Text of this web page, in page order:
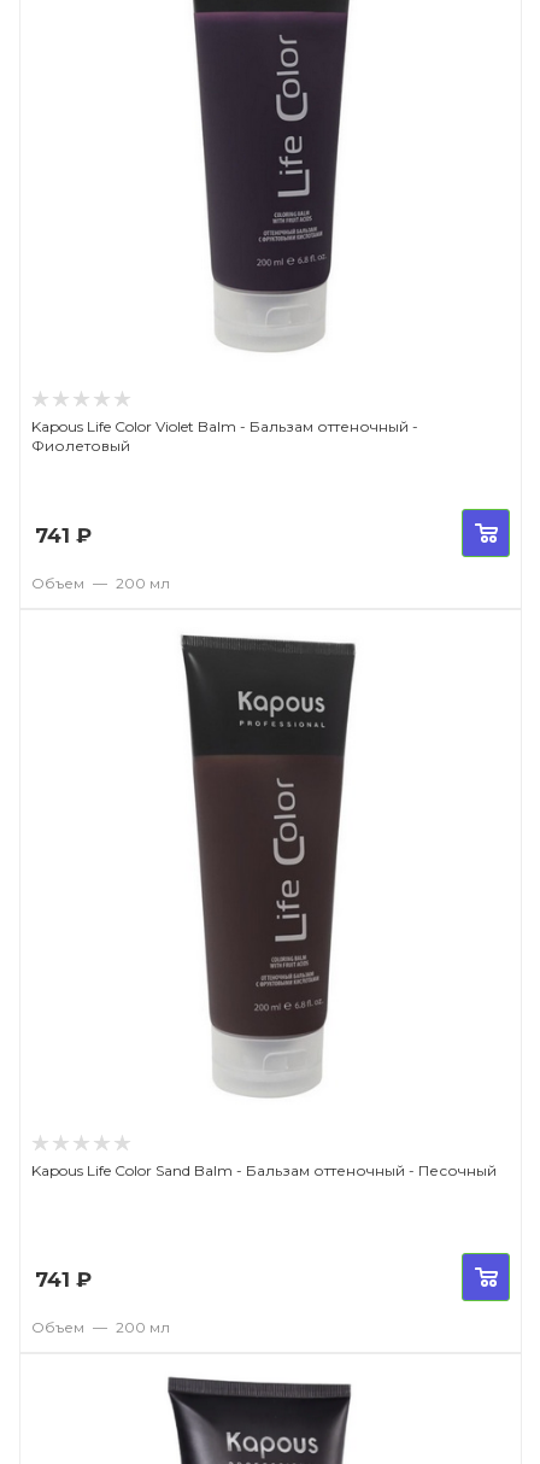
Kapous Life Color Violet Balm - Бальзам оттеночный -
Фиолетовый
741 ₽
Объем — 200 мл
Kapous Life Color Sand Balm - Бальзам оттеночный - Песочный
741 ₽
Объем — 200 мл